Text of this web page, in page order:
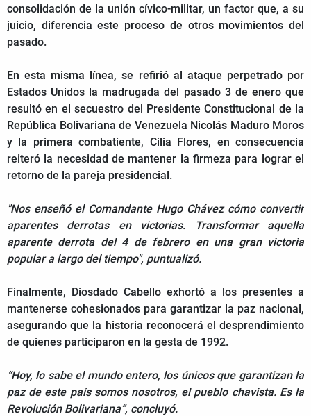
consolidación de la unión cívico-militar, un factor que, a su
juicio, diferencia este proceso de otros movimientos del
pasado.
En esta misma línea, se refirió al ataque perpetrado por
Estados Unidos la madrugada del pasado 3 de enero que
resultó en el secuestro del Presidente Constitucional de la
República Bolivariana de Venezuela Nicolás Maduro Moros
y la primera combatiente, Cilia Flores, en consecuencia
reiteró la necesidad de mantener la firmeza para lograr el
retorno de la pareja presidencial.
"Nos enseñó el Comandante Hugo Chávez cómo convertir
aparentes derrotas en victorias. Transformar aquella
aparente derrota del 4 de febrero en una gran victoria
popular a largo del tiempo", puntualizó.
Finalmente, Diosdado Cabello exhortó a los presentes a
mantenerse cohesionados para garantizar la paz nacional,
asegurando que la historia reconocerá el desprendimiento
de quienes participaron en la gesta de 1992.
“Hoy, lo sabe el mundo entero, los únicos que garantizan la
paz de este país somos nosotros, el pueblo chavista. Es la
Revolución Bolivariana”, concluyó.